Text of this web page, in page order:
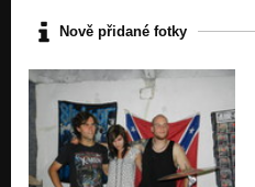
Nově přidané fotky